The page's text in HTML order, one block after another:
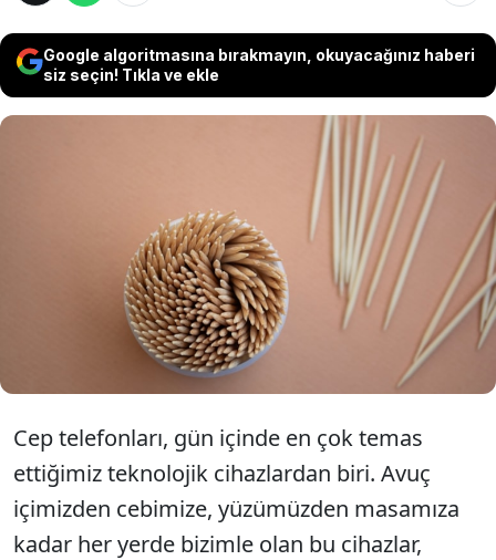
Google algoritmasına bırakmayın, okuyacağınız haberi
siz seçin! Tıkla ve ekle
Gün içinde elimizden düşmeyen cep telefonları,
farkında olmadan mikrop ve bakterilerin en
yoğun olduğu yüzeylerden biri haline geliyor.
Hem cihazın performansı hem de sağlığınız için
düzenli temizlik şart. İşte en basit yöntemlerler
telefonunuzun ömrünü uzatan temizlik
tüyoları...
Cep telefonları, gün içinde en çok temas
ettiğimiz teknolojik cihazlardan biri. Avuç
içimizden cebimize, yüzümüzden masamıza
kadar her yerde bizimle olan bu cihazlar,